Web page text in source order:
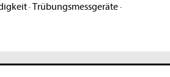
·Trübungsmessgeräte·